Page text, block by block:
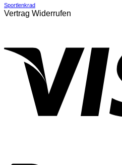
Sportlenkrad
Vertrag Widerrufen